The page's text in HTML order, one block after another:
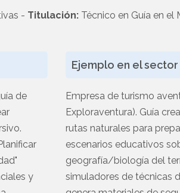
- Titulación: Técnico en Guía en el
de
y
Ejemplo en el
Empresa de turismo
Exploraventura). Guía
rutas naturales para
escenarios educativos
geografía/biología del
simuladores de técnicas